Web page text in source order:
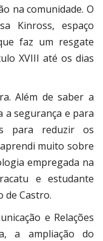
na comunidade. O
Kinross, espaço
faz um resgate
XVIII até os dias
Além de saber a
a segurança e para
para reduzir os
muito sobre
empregada na
e estudante
de Castro.
e Relações
a ampliação do